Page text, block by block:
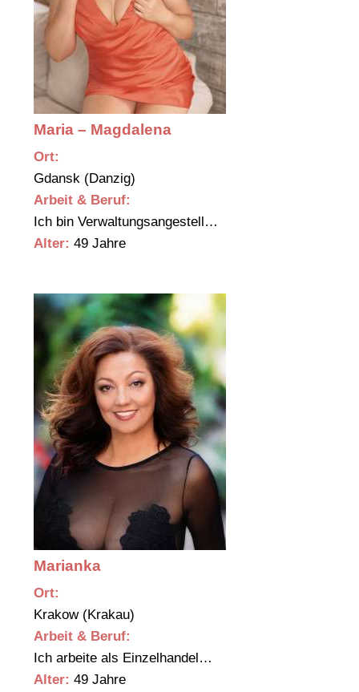
Maria – Magdalena
Ort:
Gdansk (Danzig)
Arbeit & Beruf:
Ich bin Verwaltungsangestell…
Alter: 49 Jahre
Marianka
Ort:
Krakow (Krakau)
Arbeit & Beruf:
Ich arbeite als Einzelhandel…
Alter: 49 Jahre